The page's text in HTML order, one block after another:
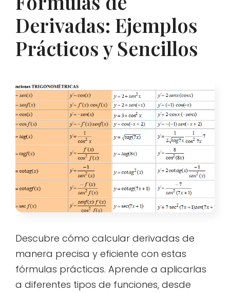
Derivadas: Ejemplos
Prácticos y Sencillos
Descubre cómo calcular derivadas de
manera precisa y eficiente con estas
fórmulas prácticas. Aprende a aplicarlas
a diferentes tipos de funciones, desde